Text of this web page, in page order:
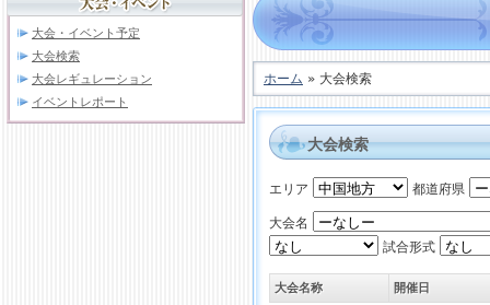
大会・イベント予定
大会検索
大会レギュレーション
イベントレポート
ホーム » 大会検索
大会検索
エリア 都道府県
大会名
試合形式
大会名称 開催日